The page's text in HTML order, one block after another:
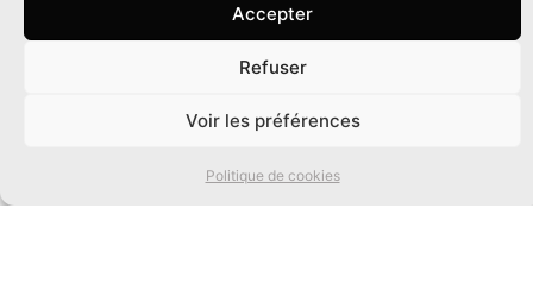
Accepter
Refuser
Voir les préférences
Politique de cookies